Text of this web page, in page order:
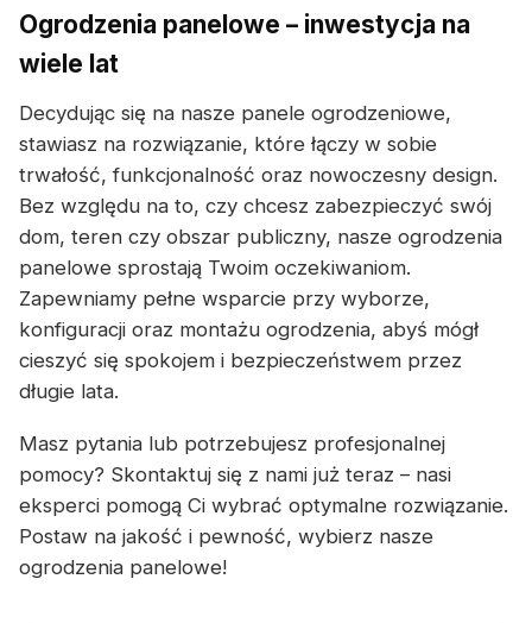
Ogrodzenia panelowe – inwestycja na
wiele lat
Decydując się na nasze panele ogrodzeniowe,
stawiasz na rozwiązanie, które łączy w sobie
trwałość, funkcjonalność oraz nowoczesny design.
Bez względu na to, czy chcesz zabezpieczyć swój
dom, teren czy obszar publiczny, nasze ogrodzenia
panelowe sprostają Twoim oczekiwaniom.
Zapewniamy pełne wsparcie przy wyborze,
konfiguracji oraz montażu ogrodzenia, abyś mógł
cieszyć się spokojem i bezpieczeństwem przez
długie lata.
Masz pytania lub potrzebujesz profesjonalnej
pomocy? Skontaktuj się z nami już teraz – nasi
eksperci pomogą Ci wybrać optymalne rozwiązanie.
Postaw na jakość i pewność, wybierz nasze
ogrodzenia panelowe!